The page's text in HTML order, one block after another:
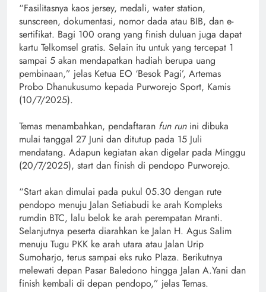
“Fasilitasnya kaos jersey, medali, water station,
sunscreen, dokumentasi, nomor dada atau BIB, dan e-
sertifikat. Bagi 100 orang yang finish duluan juga dapat
kartu Telkomsel gratis. Selain itu untuk yang tercepat 1
sampai 5 akan mendapatkan hadiah berupa uang
pembinaan,” jelas Ketua EO ‘Besok Pagi’, Artemas
Probo Dhanukusumo kepada Purworejo Sport, Kamis
(10/7/2025).
Temas menambahkan, pendaftaran fun runini dibuka
mulai tanggal 27 Juni dan ditutup pada 15 Juli
mendatang. Adapun kegiatan akan digelar pada Minggu
(20/7/2025), start dan finish di pendopo Purworejo.
“Start akan dimulai pada pukul 05.30 dengan rute
pendopo menuju Jalan Setiabudi ke arah Kompleks
rumdin BTC, lalu belok ke arah perempatan Mranti.
Selanjutnya peserta diarahkan ke Jalan H. Agus Salim
menuju Tugu PKK ke arah utara atau Jalan Urip
Sumoharjo, terus sampai eks ruko Plaza. Berikutnya
melewati depan Pasar Baledono hingga Jalan A.Yani dan
finish kembali di depan pendopo,” jelas Temas.